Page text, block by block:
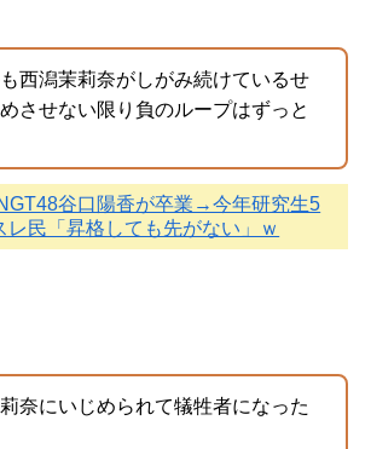
西潟茉莉奈がしがみ続けているせ
させない限り負のループはずっと
NGT48谷口陽香が卒業→今年研究生5
レ民「昇格しても先がない」ｗ
奈にいじめられて犠牲者になった